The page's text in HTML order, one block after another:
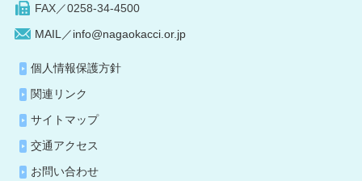
FAX／0258-34-4500
MAIL／info@nagaokacci.or.jp
個人情報保護方針
関連リンク
サイトマップ
交通アクセス
お問い合わせ